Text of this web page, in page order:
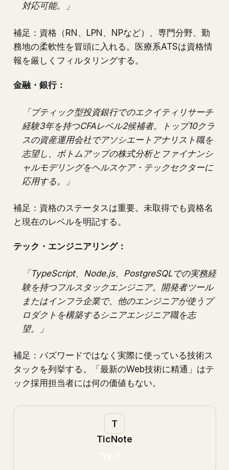
対応可能。」
補足：資格（RN、LPN、NPなど）、専門分野、勤
務地の柔軟性を冒頭に入れる。医療系ATSは資格情
報を厳しくフィルタリングする。
金融・銀行：
「ブティック型投資銀行でのエクイティリサーチ
経験3年を持つCFAレベル2候補者。トップ10クラ
スの資産運用会社でアソシエートアナリスト職を
志望し、ボトムアップの株式分析とファイナンシ
ャルモデリングをヘルスケア・テックセクターに
応用する。」
補足：資格のステータスは重要。未取得でも資格名
と現在のレベルを明記する。
テック・エンジニアリング：
「TypeScript、Node.js、PostgreSQLでの実務経
験を持つフルスタックエンジニア。開発者ツール
またはインフラ企業で、他のエンジニアが使うプ
ロダクトを構築するシニアエンジニア職を志
望。」
補足：バズワードではなく実際に使っている技術ス
タックを列挙する。「最新のWeb技術に精通」はテ
ック採用担当者には何の価値もない。
TicNote